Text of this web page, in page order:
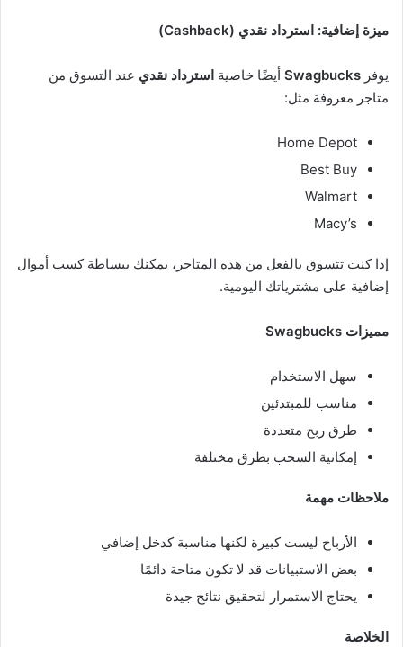
ميزة إضافية: استرداد نقدي (Cashback)
يوفر Swagbucks أيضًا خاصية استرداد نقدي عند التسوق من
متاجر معروفة مثل:
Home Depot
Best Buy
Walmart
Macy’s
إذا كنت تتسوق بالفعل من هذه المتاجر، يمكنك ببساطة كسب أموال
إضافية على مشترياتك اليومية.
مميزات Swagbucks
سهل الاستخدام
مناسب للمبتدئين
طرق ربح متعددة
إمكانية السحب بطرق مختلفة
ملاحظات مهمة
الأرباح ليست كبيرة لكنها مناسبة كدخل إضافي
بعض الاستبيانات قد لا تكون متاحة دائمًا
يحتاج الاستمرار لتحقيق نتائج جيدة
الخلاصة